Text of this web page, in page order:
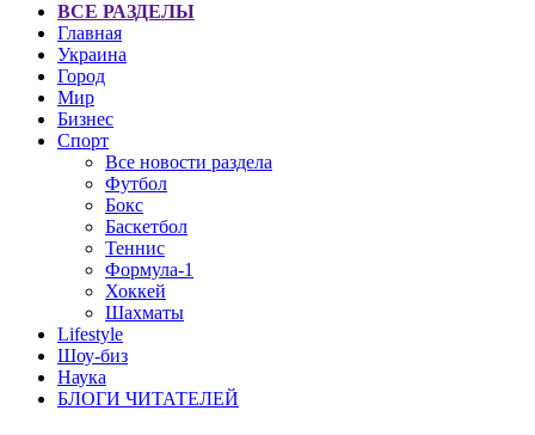
ВСЕ РАЗДЕЛЫ
Главная
Украина
Город
Мир
Бизнес
Спорт
Все новости раздела
Футбол
Бокс
Баскетбол
Теннис
Формула-1
Хоккей
Шахматы
Lifestyle
Шоу-биз
Наука
БЛОГИ ЧИТАТЕЛЕЙ